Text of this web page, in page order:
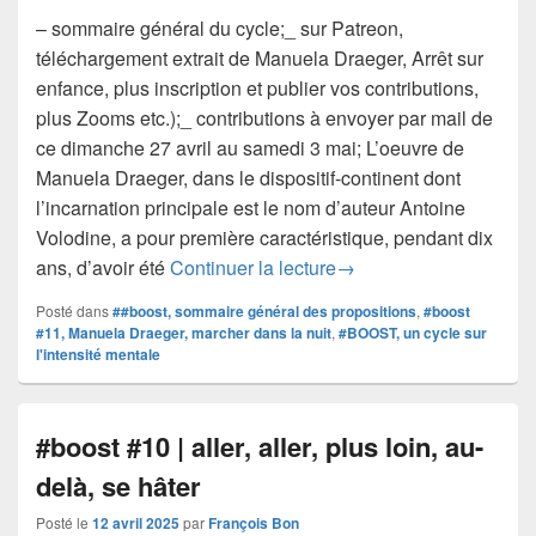
– sommaire général du cycle;_ sur Patreon,
téléchargement extrait de Manuela Draeger, Arrêt sur
enfance, plus inscription et publier vos contributions,
plus Zooms etc.);_ contributions à envoyer par mail de
ce dimanche 27 avril au samedi 3 mai; L’oeuvre de
Manuela Draeger, dans le dispositif-continent dont
l’incarnation principale est le nom d’auteur Antoine
Volodine, a pour première caractéristique, pendant dix
ans, d’avoir étéContinuer la lecture#boost #11 | Manuela
→
Posté dans##boost, sommaire général des propositions, #boost
#11, Manuela Draeger, marcher dans la nuit, #BOOST, un cycle sur
l'intensité mentale
#boost #10 | aller, aller, plus loin, au-
delà, se hâter
Posté le 12 avril 2025parFrançois Bon